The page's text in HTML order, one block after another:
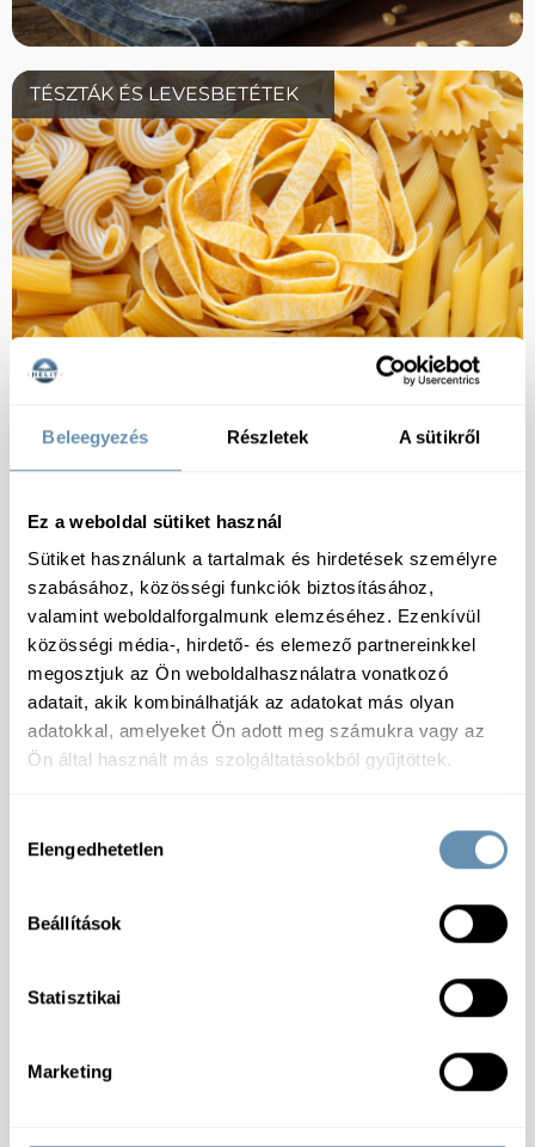
Beleegyezés Részletek A sütikről
Ez a weboldal sütiket használ
Sütiket használunk a tartalmak és hirdetések személyre
szabásához, közösségi funkciók biztosításához,
valamint weboldalforgalmunk elemzéséhez. Ezenkívül
közösségi média-, hirdető- és elemező partnereinkkel
megosztjuk az Ön weboldalhasználatra vonatkozó
adatait, akik kombinálhatják az adatokat más olyan
adatokkal, amelyeket Ön adott meg számukra vagy az
Ön által használt más szolgáltatásokból gyűjtöttek.
kiválasztása
Elengedhetetlen
Beállítások
Statisztikai
Marketing
TÉSZTÁK ÉS LEVESBETÉTEK